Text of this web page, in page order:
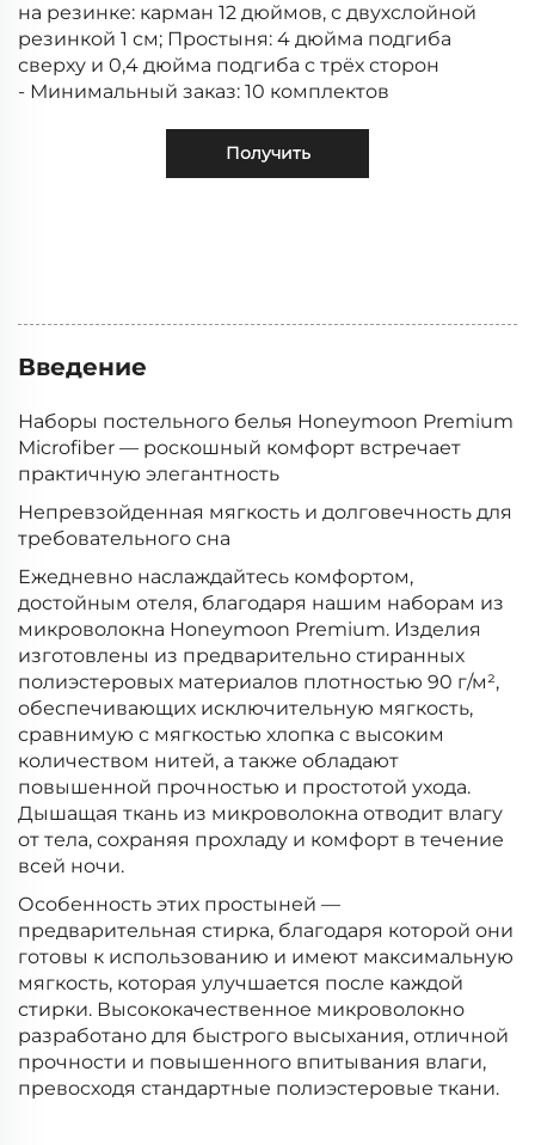
на резинке: карман 12 дюймов, с двухслойной
резинкой 1 см; Простыня: 4 дюйма подгиба
сверху и 0,4 дюйма подгиба с трёх сторон
- Минимальный заказ: 10 комплектов
Получить
Введение
Наборы постельного белья Honeymoon Premium
Microfiber — роскошный комфорт встречает
практичную элегантность
Непревзойденная мягкость и долговечность для
требовательного сна
Ежедневно наслаждайтесь комфортом,
достойным отеля, благодаря нашим наборам из
микроволокна Honeymoon Premium. Изделия
изготовлены из предварительно стиранных
полиэстеровых материалов плотностью 90 г/м²,
обеспечивающих исключительную мягкость,
сравнимую с мягкостью хлопка с высоким
количеством нитей, а также обладают
повышенной прочностью и простотой ухода.
Дышащая ткань из микроволокна отводит влагу
от тела, сохраняя прохладу и комфорт в течение
всей ночи.
Особенность этих простыней —
предварительная стирка, благодаря которой они
готовы к использованию и имеют максимальную
мягкость, которая улучшается после каждой
стирки. Высококачественное микроволокно
разработано для быстрого высыхания, отличной
прочности и повышенного впитывания влаги,
превосходя стандартные полиэстеровые ткани.